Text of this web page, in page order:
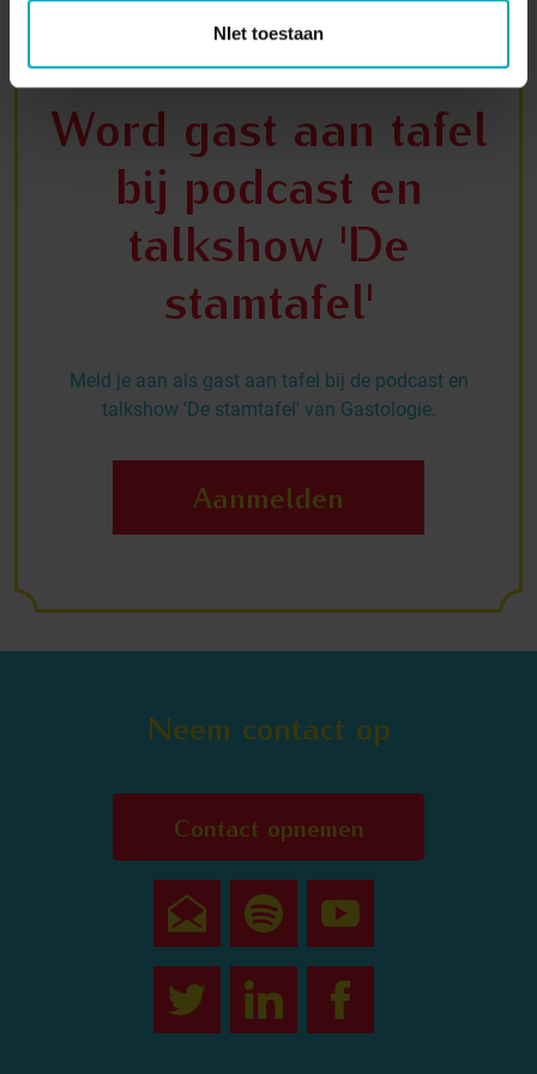
NIet toestaan
Word gast aan tafel
bij podcast en
talkshow 'De
stamtafel'
Meld je aan als gast aan tafel bij de podcast en
talkshow 'De stamtafel' van Gastologie.
Aanmelden
Neem contact op
Contact opnemen